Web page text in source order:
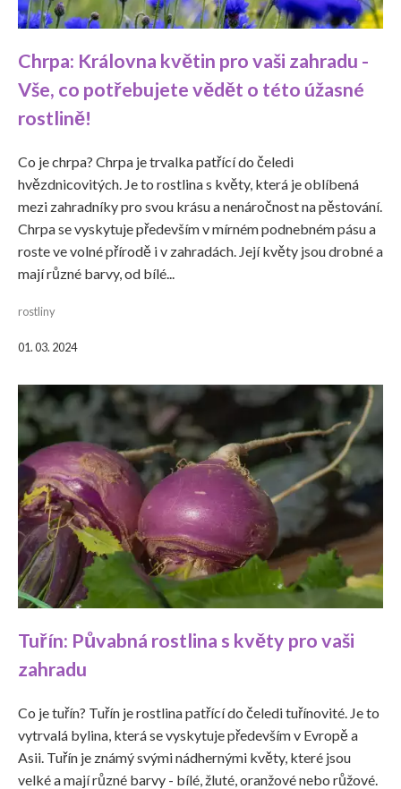
Chrpa: Královna květin pro vaši zahradu -
Vše, co potřebujete vědět o této úžasné
rostlině!
Co je chrpa? Chrpa je trvalka patřící do čeledi
hvězdnicovitých. Je to rostlina s květy, která je oblíbená
mezi zahradníky pro svou krásu a nenáročnost na pěstování.
Chrpa se vyskytuje především v mírném podnebném pásu a
roste ve volné přírodě i v zahradách. Její květy jsou drobné a
mají různé barvy, od bílé...
rostliny
01. 03. 2024
Tuřín: Půvabná rostlina s květy pro vaši
zahradu
Co je tuřín? Tuřín je rostlina patřící do čeledi tuřínovité. Je to
vytrvalá bylina, která se vyskytuje především v Evropě a
Asii. Tuřín je známý svými nádhernými květy, které jsou
velké a mají různé barvy - bílé, žluté, oranžové nebo růžové.